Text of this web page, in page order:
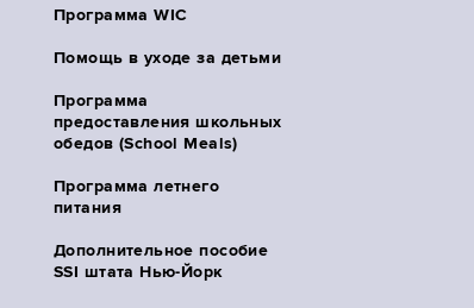
Программа WIC
Помощь в уходе за детьми
Программа
предоставления школьных
обедов (School Meals)
Программа летнего
питания
Дополнительное пособие
SSI штата Нью-Йорк